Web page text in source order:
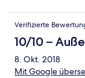
Verifizierte
10/10 –
8. Okt. 2018
Mit Google